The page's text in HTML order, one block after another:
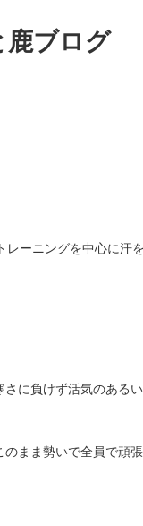
ブログ
レーニングを中心に汗
に負けず活気のある
まま勢いで全員で頑